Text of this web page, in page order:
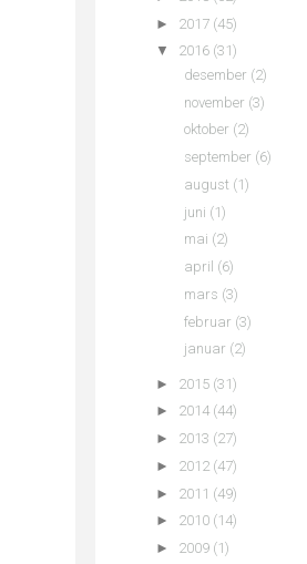
► 2017 (45)
▼
2016 (31)
desember (2)
november (3)
oktober (2)
september (6)
august (1)
juni (1)
mai (2)
april (6)
mars (3)
februar (3)
januar (2)
► 2015 (31)
► 2014 (44)
► 2013 (27)
► 2012 (47)
► 2011 (49)
► 2010 (14)
► 2009 (1)